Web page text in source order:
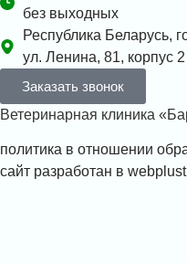
без выходных
Республика Беларусь,
ул. Ленина, 81, корпус 2
Заказать звонок
Ветеринарная клиника
политика в отношении
сайт разработан в